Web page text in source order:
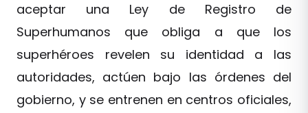
aceptar una Ley de Registro de
Superhumanos que obliga a que los
superhéroes revelen su identidad a las
autoridades, actúen bajo las órdenes del
gobierno, y se entrenen en centros oficiales,